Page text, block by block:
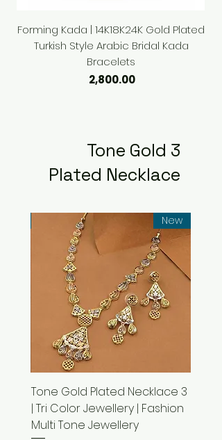
Forming Kada | 14K18K24K Gold Plated
Turkish Style Arabic Bridal Kada
Bracelets
السعر
3 Tone Gold
Plated Necklace
New
3 Tone Gold Plated Necklace
| Tri Color Jewellery | Fashion
Multi Tone Jewellery